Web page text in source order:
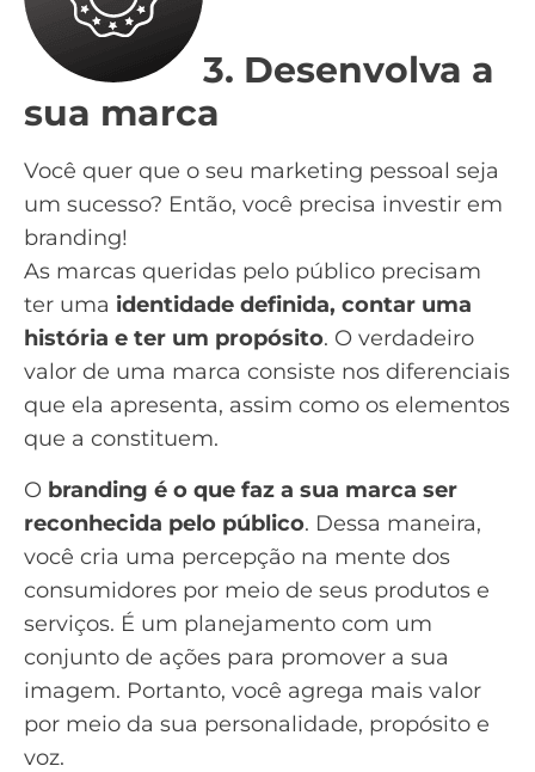
3. Desenvolva a
sua marca
Você quer que o seu marketing pessoal seja
um sucesso? Então, você precisa investir em
branding!
As marcas queridas pelo público precisam
ter uma identidade definida, contar uma
história e ter um propósito. O verdadeiro
valor de uma marca consiste nos diferenciais
que ela apresenta, assim como os elementos
que a constituem.
O branding é o que faz a sua marca ser
reconhecida pelo público. Dessa maneira,
você cria uma percepção na mente dos
consumidores por meio de seus produtos e
serviços. É um planejamento com um
conjunto de ações para promover a sua
imagem. Portanto, você agrega mais valor
por meio da sua personalidade, propósito e
voz.